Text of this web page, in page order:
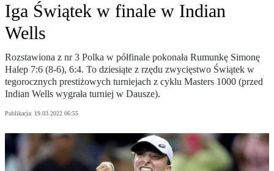
Iga Świątek w finale w Indian
Wells
Rozstawiona z nr 3 Polka w półfinale pokonała Rumunkę Simonę
Halep 7:6 (8-6), 6:4. To dziesiąte z rzędu zwycięstwo Świątek w
tegorocznych prestiżowych turniejach z cyklu Masters 1000 (przed
Indian Wells wygrała turniej w Dausze).
Publikacja: 19.03.2022 06:55